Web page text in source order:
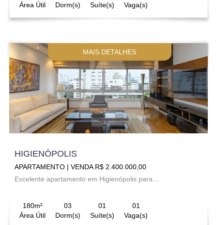
Área Útil
Dorm(s)
Suíte(s)
Vaga(s)
MAIS DETALHES
HIGIENÓPOLIS
APARTAMENTO | VENDA R$ 2.400.000,00
Excelente apartamento em Higienópolis para...
180m²
Área Útil
03
Dorm(s)
01
Suíte(s)
01
Vaga(s)